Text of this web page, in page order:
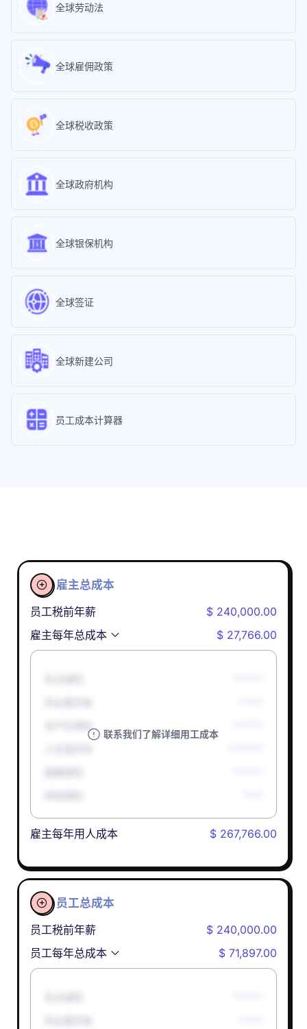
全球劳动法
全球雇佣政策
全球税收政策
全球政府机构
全球银保机构
全球签证
全球新建公司
员工成本计算器

雇主总成本
员工税前年薪
$ 240,000.00
雇主每年总成本
$ 27,766.00
联系我们了解详细用工成本
孕产妇津贴
雇主每年用人成本 $ 267,766.00

员工总成本
员工税前年薪
$ 240,000.00
员工每年总成本
$ 71,897.00